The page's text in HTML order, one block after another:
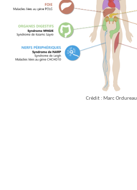
Crédit : Marc Ordureau